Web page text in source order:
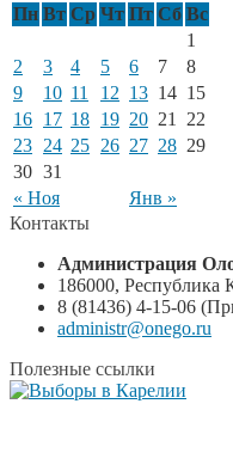
Пн Вт Ср Чт Пт Сб Вс
« Ноя Янв »
1
2
3 4 5 6 7
8
9
10 11 12 13 14 15
16 17 18 19 20 21
22
23 24 25 26 27 28 29
30 31
Контакты
Администрация
186000, Республика
8 (81436) 4-15-06
administr@onego.ru
Полезные ссылки